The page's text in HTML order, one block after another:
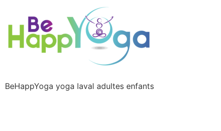
BeHappYoga yoga laval adultes enfants